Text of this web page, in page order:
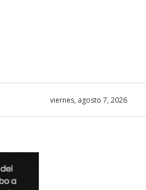
viernes, agosto 7, 2026